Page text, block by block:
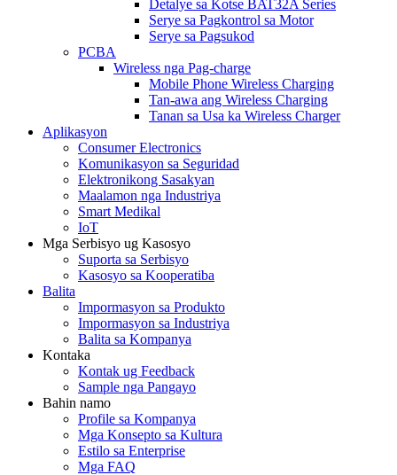
Detalye sa Kotse BAT32A Series
Serye sa Pagkontrol sa Motor
Serye sa Pagsukod
PCBA
Wireless nga Pag-charge
Mobile Phone Wireless Charging
Tan-awa ang Wireless Charging
Tanan sa Usa ka Wireless Charger
Aplikasyon
Consumer Electronics
Komunikasyon sa Seguridad
Elektronikong Sasakyan
Maalamon nga Industriya
Smart Medikal
IoT
Mga Serbisyo ug Kasosyo
Suporta sa Serbisyo
Kasosyo sa Kooperatiba
Balita
Impormasyon sa Produkto
Impormasyon sa Industriya
Balita sa Kompanya
Kontaka
Kontak ug Feedback
Sample nga Pangayo
Bahin namo
Profile sa Kompanya
Mga Konsepto sa Kultura
Estilo sa Enterprise
Mga FAQ